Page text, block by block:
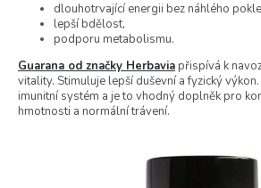
dlouhotrvající energii bez náhlého
lepší bdělost,
podporu metabolismu.
Guarana od značky Herbavia přispívá k
vitality. Stimuluje lepší duševní a fyzický
imunitní systém a je to vhodný doplněk pro
hmotnosti a normální trávení.